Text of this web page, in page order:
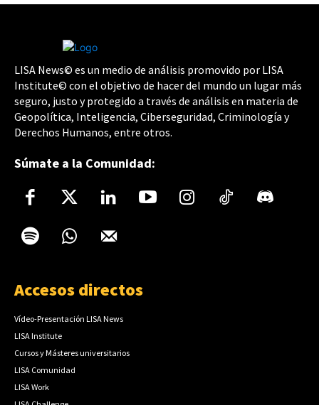
LISA News© es un medio de análisis promovido por LISA
Institute© con el objetivo de hacer del mundo un lugar más
seguro, justo y protegido a través de análisis en materia de
Geopolítica, Inteligencia, Ciberseguridad, Criminología y
Derechos Humanos, entre otros.
Súmate a la Comunidad:
Accesos directos
Vídeo-Presentación LISA News
LISA Institute
Cursos y Másteres universitarios
LISA Comunidad
LISA Work